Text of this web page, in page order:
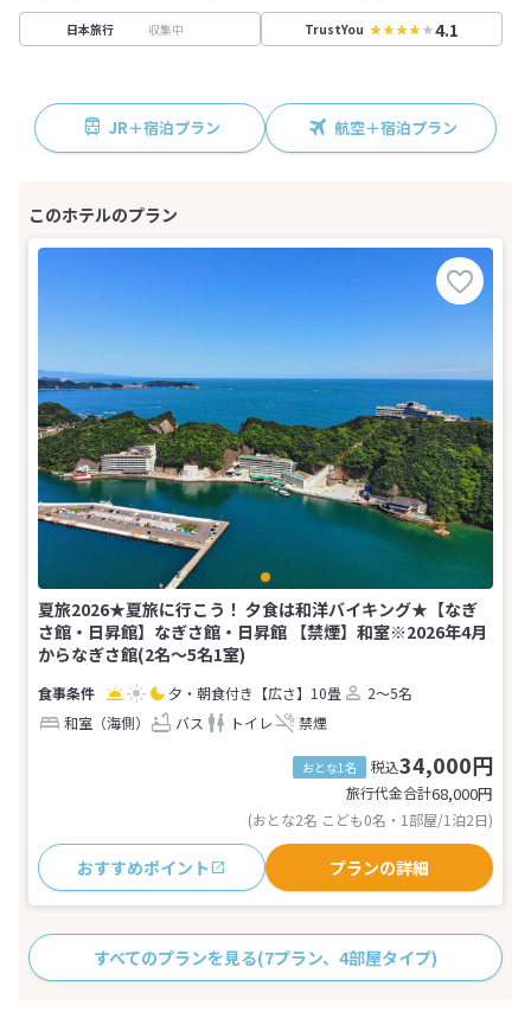
日本旅行 収集中 TrustYou 4.1
JR＋宿泊プラン 航空＋宿泊プラン
夏旅2026★夏旅に行こう！ 夕食は和洋バイキング★【なぎ
さ館・日昇館】なぎさ館・日昇館 【禁煙】和室※2026年4月
からなぎさ館(2名～5名1室)
夕・朝食付き 【広さ】10畳
2～5名
和室（海側）
バス トイレ 禁煙
おとな1名 税込34,000円
旅行代金合計68,000円
(おとな2名 こども0名・1部屋/1泊2日)
おすすめポイント プランの詳細
すべてのプランを見る(7プラン、4部屋タイプ)